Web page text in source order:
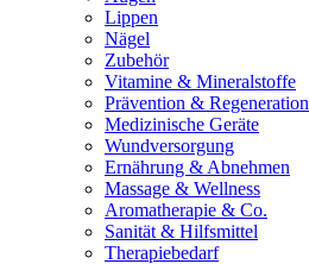
Lippen
Nägel
Zubehör
Vitamine & Mineralstoffe
Prävention & Regeneration
Medizinische Geräte
Wundversorgung
Ernährung & Abnehmen
Massage & Wellness
Aromatherapie & Co.
Sanität & Hilfsmittel
Therapiebedarf